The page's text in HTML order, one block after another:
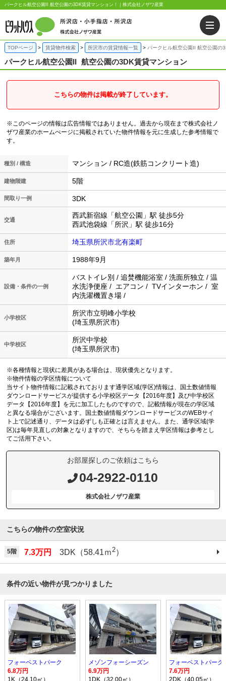
パークヒル航空公園II 航空公園の3DK賃貸マンション！｜株式会社ノザワ産業
TOPページ 賃貸物件検索 所沢市の賃貸情報一覧 パークヒル航空公園II 航空公園の
パークヒル航空公園II 航空公園の3DK賃貸マンション
こちらの物件は掲載が終了しています。
※このページの情報は広告情報ではありません。過去から現在まで株式会社ノ
ザワ産業のホームぺージに掲載されていた物件情報を元に生成した参考情報で
す。
種別 / 構造 マンション / RC造(鉄筋コンクリート造)
建物階建 5階
間取り一例 3DK
交通
西武新宿線「航空公園」駅 徒歩5分
西武池袋線「所沢」駅 徒歩16分
住所 埼玉県所沢市北有楽町
築年月 1988年9月
設備・条件の一例
バストイレ別 / 追焚機能浴室 / 洗面所独立 / 温
水洗浄便座 / エアコン / TVインターホン / 室
内洗濯機置き場 /
小学校区
所沢市立明峰小学校
(埼玉県所沢市)
中学校区
所沢中学校
(埼玉県所沢市)
※各種情報と現状に差異がある場合は、現状優先となります。
※物件情報の学区情報について
当サイト物件情報に記載されております通学区域(学区)情報は、国土数値情報
ダウンロードサービスが提供する小学校区データ【2016年度】及び中学校区
データ【2016年度】を元に加工したものですので、記載情報が現在の学区域
と異なる場合がございます。国土数値情報ダウンロードサービスのWEBサイ
ト上で記述通り、データは必ずしも正確とは言えません。また、通学区域(学
区)は毎年見直しの対象となりますので、そちらを踏まえ学区情報は参考とし
てご活用下さい。
お部屋探しのご依頼はこちら
04-2922-0110
株式会社ノザワ産業
こちらの物件の空室状況
5階 7.3万円 3DK（58.41ｍ2）
条件の近い物件が見つかりました
フォーベストパーク
6.8万円
メゾンフォーシーズン
6.9万円
フォーベストパーク
7.6万円